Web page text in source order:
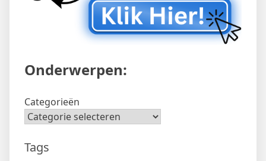
Onderwerpen:
Categorieën
Tags